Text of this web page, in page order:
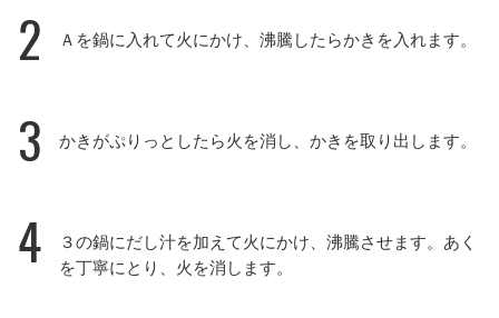
2 Ａを鍋に入れて火にかけ、沸騰したらかきを入れます。
3 かきがぷりっとしたら火を消し、かきを取り出します。
4
３の鍋にだし汁を加えて火にかけ、沸騰させます。あく
を丁寧にとり、火を消します。